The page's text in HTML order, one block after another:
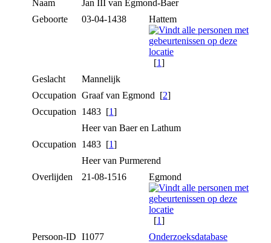
Naam Jan III van Egmond-Baer
Geboorte
03-04-1438 Hattem
[1]
Geslacht
Mannelijk
Occupation Graaf van Egmond [2]
Occupation 1483 [1]
Heer van Baer en Lathum
Occupation 1483 [1]
Heer van Purmerend
Overlijden
21-08-1516 Egmond
[1]
Persoon-ID I1077
Onderzoeksdatabase